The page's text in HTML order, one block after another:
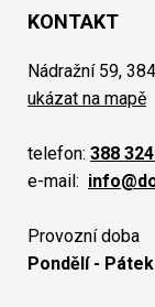
KONTAKT
Nádražní 59,
ukázat na mapě
telefon: 388
e-mail:
Provozní doba
Pondělí -